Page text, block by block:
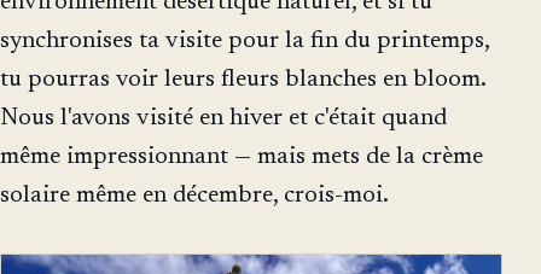
synchronises ta visite pour la fin du printemps,
tu pourras voir leurs fleurs blanches en bloom.
Nous l'avons visité en hiver et c'était quand
même impressionnant — mais mets de la crème
solaire même en décembre, crois-moi.